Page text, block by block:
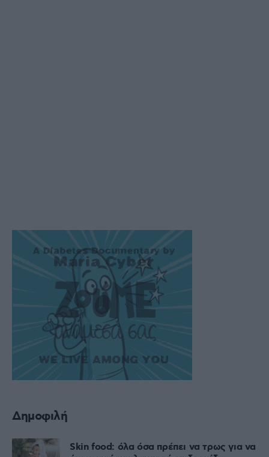
Δημοφιλή
Skin food: όλα όσα πρέπει να τρως για να